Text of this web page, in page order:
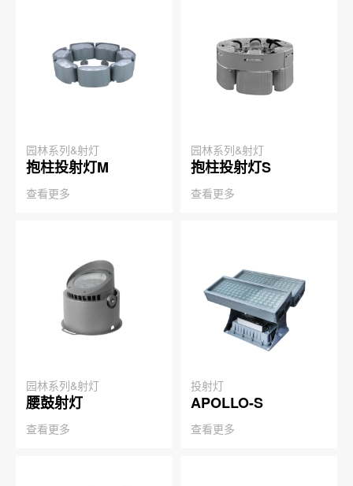
园林系列&射灯
抱柱投射灯M
查看更多
园林系列&射灯
抱柱投射灯S
查看更多
园林系列&射灯
腰鼓射灯
查看更多
投射灯
APOLLO-S
查看更多